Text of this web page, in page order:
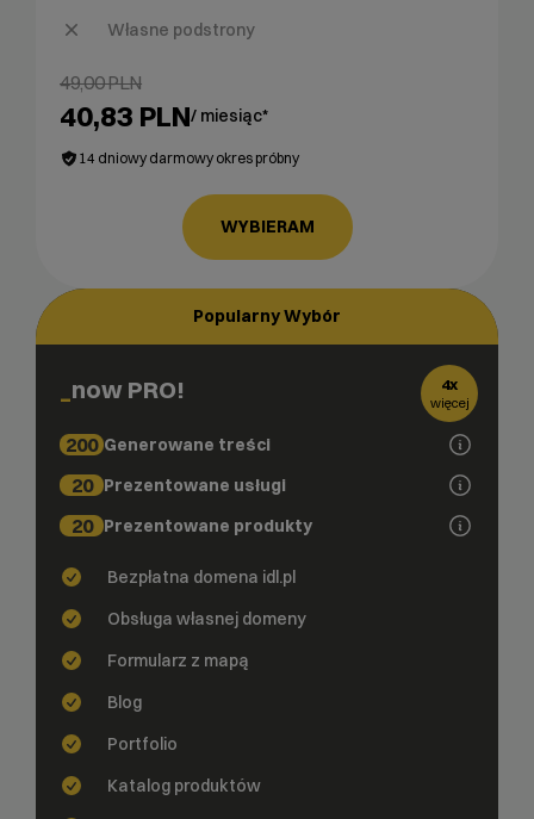
Własne podstrony
49,00 PLN
40,83 PLN/ miesiąc*
14 dniowy darmowy okres próbny
WYBIERAM
Popularny Wybór
4x
więcej
now PRO!
200 Generowane treści
20 Prezentowane usługi
20 Prezentowane produkty
Bezpłatna domena idl.pl
Obsługa własnej domeny
Formularz z mapą
Blog
Portfolio
Katalog produktów